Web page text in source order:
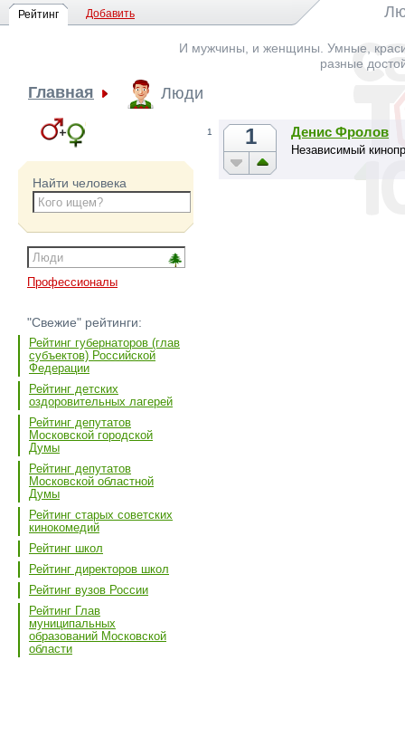
Рейтинг Добавить
И мужчины, и женщины. Умные,
разные
Главная Люди
Найти человека
Профессионалы
"Свежие" рейтинги:
Рейтинг губернаторов (глав
субъектов) Российской
Федерации
Рейтинг детских
оздоровительных лагерей
Рейтинг депутатов
Московской городской
Думы
Рейтинг депутатов
Московской областной
Думы
Рейтинг старых советских
кинокомедий
Рейтинг школ
Рейтинг директоров школ
Рейтинг вузов России
Рейтинг Глав
муниципальных
образований Московской
области
1 1 Денис Фролов
Независимый